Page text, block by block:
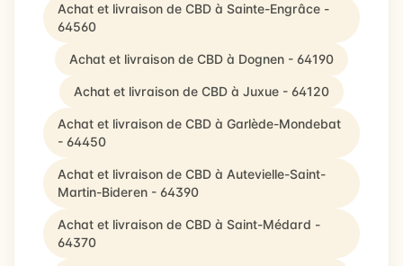
Achat et livraison de CBD à Sainte-Engrâce -
64560
Achat et livraison de CBD à Dognen - 64190
Achat et livraison de CBD à Juxue - 64120
Achat et livraison de CBD à Garlède-Mondebat
- 64450
Achat et livraison de CBD à Autevielle-Saint-
Martin-Bideren - 64390
Achat et livraison de CBD à Saint-Médard -
64370